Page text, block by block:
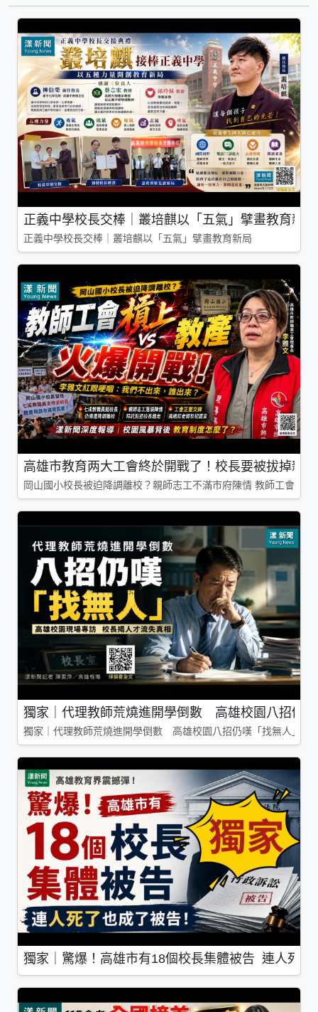
正義中學校長交棒｜叢培麒以「五氣」擘畫教育新局
正義中學校長交棒｜叢培麒以「五氣」擘畫教育新局
高雄市教育两大工會終於開戰了！校長要被拔掉親
岡山國小校長被迫降調離校？親師志工不滿市府陳情 教師工會槓
獨家｜代理教師荒燒進開學倒數 高雄校園八招仍
獨家｜代理教師荒燒進開學倒數 高雄校園八招仍嘆「找無人」
獨家｜驚爆！高雄市有18個校長集體被告 連人死了